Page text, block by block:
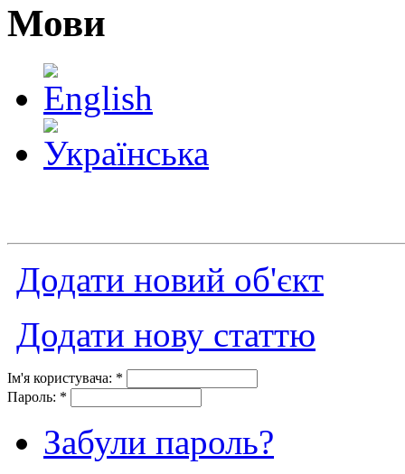
Мови
Додати новий об'єкт
Додати нову статтю
Ім'я користувача: *
Пароль: *
Забули пароль?